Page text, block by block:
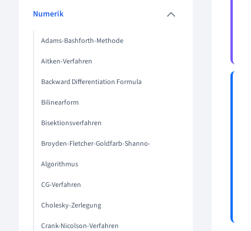
Numerik
Adams-Bashforth-Methode
Aitken-Verfahren
Backward Differentiation Formula
Bilinearform
Bisektionsverfahren
Broyden-Fletcher-Goldfarb-Shanno-
Algorithmus
CG-Verfahren
Cholesky-Zerlegung
Crank-Nicolson-Verfahren